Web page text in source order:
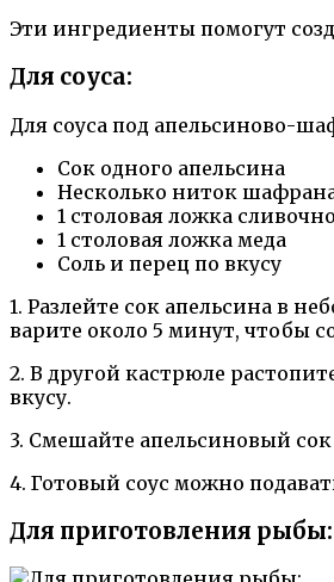
Эти ингредиенты помогут
Для соуса:
Для соуса под апельсиново-
Сок одного апельсина
Несколько ниток
1 столовая ложка
1 столовая ложка меда
Соль и перец по вкусу
1. Разлейте сок апельсина в
варите около 5 минут, чтобы
2. В другой кастрюле
вкусу.
3. Смешайте апельсиновый
4. Готовый соус можно
Для приготовления рыбы: